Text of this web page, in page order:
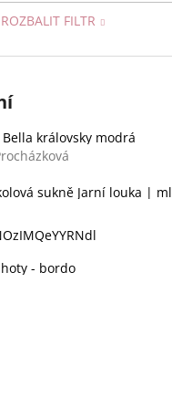
ROZBALIT FILTR
královsky modrá
je 5 z 5 hvězdiček.
je 2 z 5 hvězdiček.
- bordo
je 5 z 5 hvězdiček.